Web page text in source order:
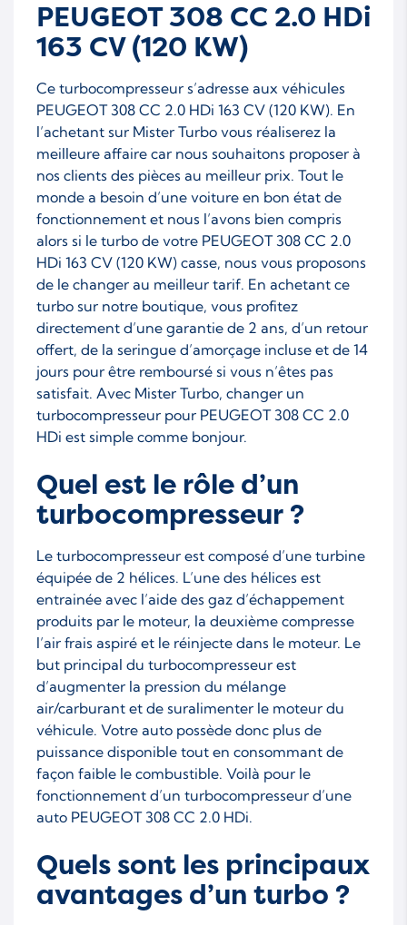
PEUGEOT 308 CC 2.0 HDi
163 CV (120 KW)
Ce turbocompresseur s’adresse aux véhicules
PEUGEOT 308 CC 2.0 HDi 163 CV (120 KW). En
l’achetant sur Mister Turbo vous réaliserez la
meilleure affaire car nous souhaitons proposer à
nos clients des pièces au meilleur prix. Tout le
monde a besoin d’une voiture en bon état de
fonctionnement et nous l’avons bien compris
alors si le turbo de votre PEUGEOT 308 CC 2.0
HDi 163 CV (120 KW) casse, nous vous proposons
de le changer au meilleur tarif. En achetant ce
turbo sur notre boutique, vous profitez
directement d’une garantie de 2 ans, d’un retour
offert, de la seringue d’amorçage incluse et de 14
jours pour être remboursé si vous n’êtes pas
satisfait. Avec Mister Turbo, changer un
turbocompresseur pour PEUGEOT 308 CC 2.0
HDi est simple comme bonjour.
Quel est le rôle d’un
turbocompresseur ?
Le turbocompresseur est composé d’une turbine
équipée de 2 hélices. L’une des hélices est
entrainée avec l’aide des gaz d’échappement
produits par le moteur, la deuxième compresse
l’air frais aspiré et le réinjecte dans le moteur. Le
but principal du turbocompresseur est
d’augmenter la pression du mélange
air/carburant et de suralimenter le moteur du
véhicule. Votre auto possède donc plus de
puissance disponible tout en consommant de
façon faible le combustible. Voilà pour le
fonctionnement d’un turbocompresseur d’une
auto PEUGEOT 308 CC 2.0 HDi.
Quels sont les principaux
avantages d’un turbo ?